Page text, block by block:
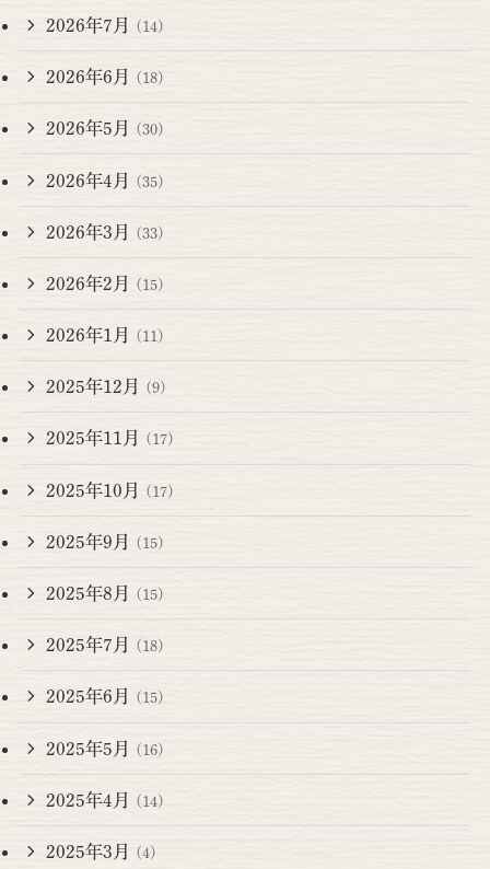
2026年7月 (14)
2026年6月 (18)
2026年5月 (30)
2026年4月 (35)
2026年3月 (33)
2026年2月 (15)
2026年1月 (11)
2025年12月 (9)
2025年11月 (17)
2025年10月 (17)
2025年9月 (15)
2025年8月 (15)
2025年7月 (18)
2025年6月 (15)
2025年5月 (16)
2025年4月 (14)
2025年3月 (4)